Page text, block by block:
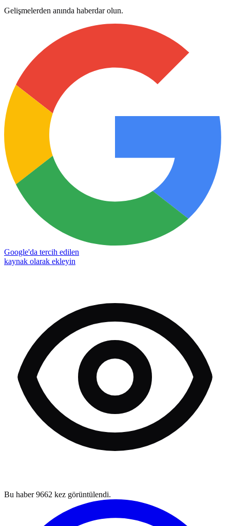
Gelişmelerden anında haberdar olun.
Google'da tercih edilen
kaynak olarak ekleyin
Bu haber9662 kez görüntülendi.